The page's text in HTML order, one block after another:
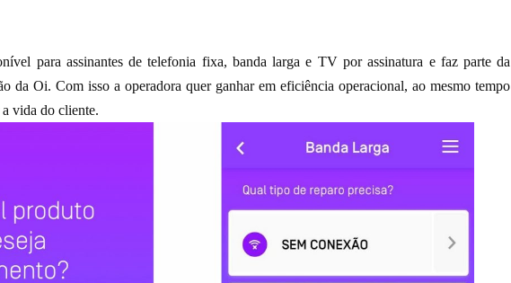
para assinantes de telefonia fixa, banda larga e TV por assinatura e faz parte da
da Oi. Com isso a operadora quer ganhar em eficiência operacional, ao mesmo tempo
vida do cliente.